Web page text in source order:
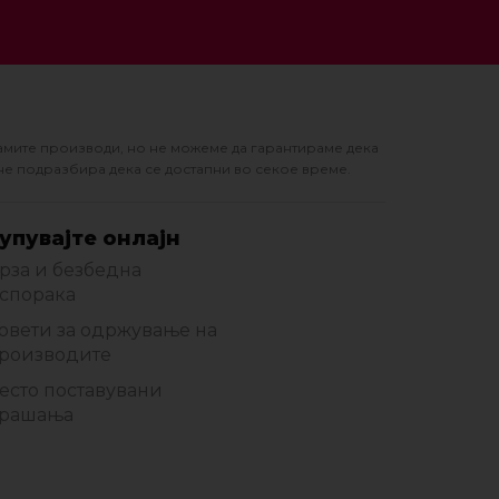
производи, но не можеме да гарантираме дека
подразбира дека се достапни во секое време.
онлајн
и безбедна
за одржување на
поставувани